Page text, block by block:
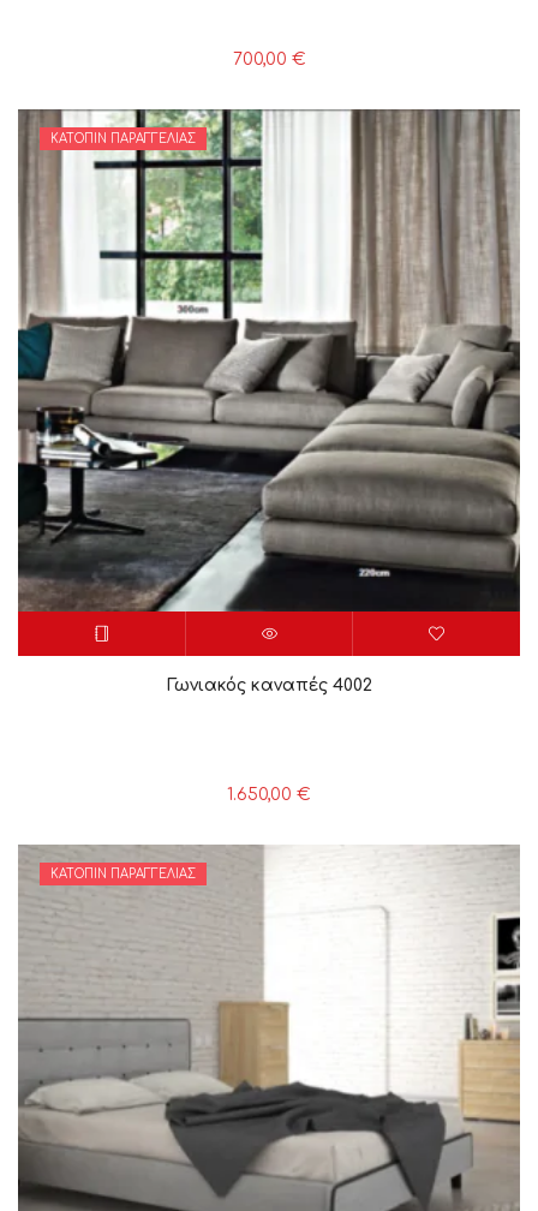
700,00 €
ΚΑΤΌΠΙΝ ΠΑΡΑΓΓΕΛΊΑΣ
Γωνιακός καναπές 4002
1.650,00 €
ΚΑΤΌΠΙΝ ΠΑΡΑΓΓΕΛΊΑΣ